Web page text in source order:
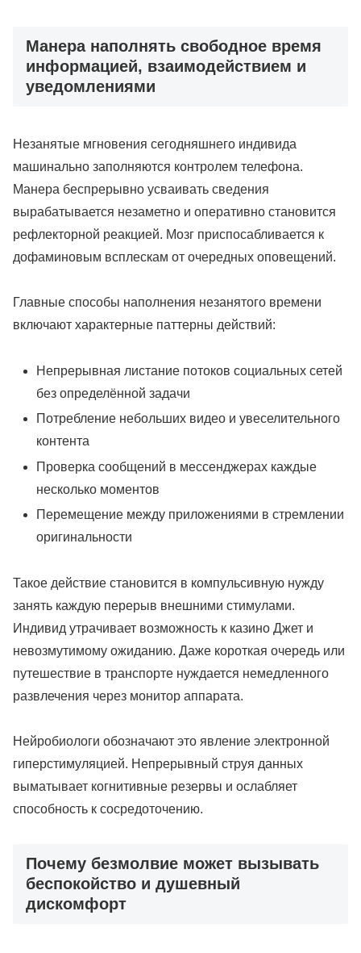
Манера наполнять свободное время
информацией, взаимодействием и
уведомлениями
Незанятые мгновения сегодняшнего индивида
машинально заполняются контролем телефона.
Манера беспрерывно усваивать сведения
вырабатывается незаметно и оперативно становится
рефлекторной реакцией. Мозг приспосабливается к
дофаминовым всплескам от очередных оповещений.
Главные способы наполнения незанятого времени
включают характерные паттерны действий:
Непрерывная листание потоков социальных сетей
без определённой задачи
Потребление небольших видео и увеселительного
контента
Проверка сообщений в мессенджерах каждые
несколько моментов
Перемещение между приложениями в стремлении
оригинальности
Такое действие становится в компульсивную нужду
занять каждую перерыв внешними стимулами.
Индивид утрачивает возможность к казино Джет и
невозмутимому ожиданию. Даже короткая очередь или
путешествие в транспорте нуждается немедленного
развлечения через монитор аппарата.
Нейробиологи обозначают это явление электронной
гиперстимуляцией. Непрерывный струя данных
выматывает когнитивные резервы и ослабляет
способность к сосредоточению.
Почему безмолвие может вызывать
беспокойство и душевный
дискомфорт